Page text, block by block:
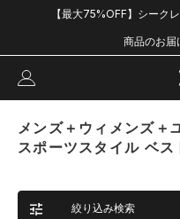
【最大75%OFF】シーク
商品のお届
メンズ＋ウィメンズ＋
スポーツスタイル ベス
絞り込み検索